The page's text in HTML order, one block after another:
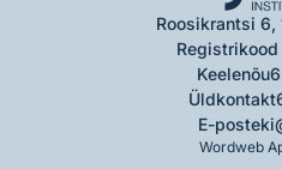
Roosikrantsi 6,
Registrikood
Keelenõu
Üldkontakt
E-post
Wordweb